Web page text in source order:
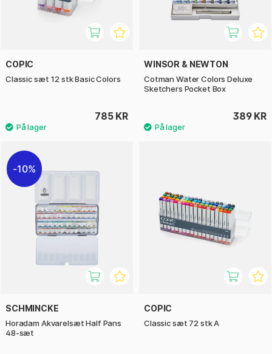
COPIC
Classic sæt 12 stk Basic Colors
785 KR
WINSOR & NEWTON
Cotman Water Colors Deluxe
Sketchers Pocket Box
389 KR
10%
SCHMINCKE
Horadam Akvarelsæt Half Pans
48-sæt
COPIC
Classic sæt 72 stk A